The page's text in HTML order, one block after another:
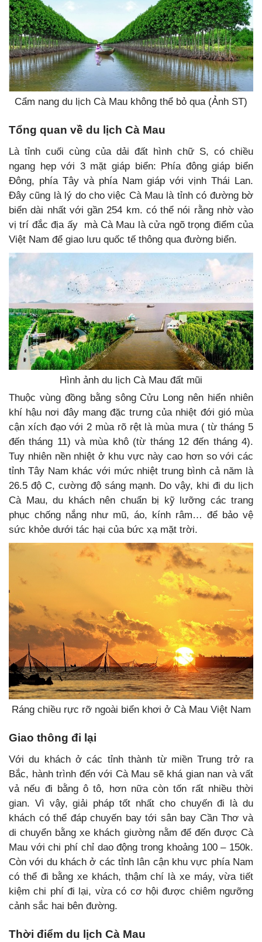
Cẩm nang du lịch Cà Mau không thể bỏ qua (Ảnh ST)
Tổng quan về du lịch Cà Mau
Là tỉnh cuối cùng của dải đất hình chữ S, có chiều
ngang hẹp với 3 mặt giáp biển: Phía đông giáp biển
Đông, phía Tây và phía Nam giáp với vịnh Thái Lan.
Đây cũng là lý do cho việc Cà Mau là tỉnh có đường bờ
biển dài nhất với gần 254 km. có thể nói rằng nhờ vào
vị trí đắc địa ấy mà Cà Mau là cửa ngõ trọng điểm của
Việt Nam để giao lưu quốc tế thông qua đường biển.
Hình ảnh du lịch Cà Mau đất mũi
Thuộc vùng đồng bằng sông Cửu Long nên hiển nhiên
khí hậu nơi đây mang đặc trưng của nhiệt đới gió mùa
cận xích đạo với 2 mùa rõ rệt là mùa mưa ( từ tháng 5
đến tháng 11) và mùa khô (từ tháng 12 đến tháng 4).
Tuy nhiên nền nhiệt ở khu vực này cao hơn so với các
tỉnh Tây Nam khác với mức nhiệt trung bình cả năm là
26.5 độ C, cường độ sáng mạnh. Do vậy, khi đi du lịch
Cà Mau, du khách nên chuẩn bị kỹ lưỡng các trang
phục chống nắng như mũ, áo, kính râm… để bảo vệ
sức khỏe dưới tác hại của bức xạ mặt trời.
Ráng chiều rực rỡ ngoài biển khơi ở Cà Mau Việt Nam
Giao thông đi lại
Với du khách ở các tỉnh thành từ miền Trung trở ra
Bắc, hành trình đến với Cà Mau sẽ khá gian nan và vất
vả nếu đi bằng ô tô, hơn nữa còn tốn rất nhiều thời
gian. Vì vậy, giải pháp tốt nhất cho chuyến đi là du
khách có thể đáp chuyến bay tới sân bay Cần Thơ và
di chuyển bằng xe khách giường nằm để đến được Cà
Mau với chi phí chỉ dao động trong khoảng 100 – 150k.
Còn với du khách ở các tỉnh lân cận khu vực phía Nam
có thể đi bằng xe khách, thậm chí là xe máy, vừa tiết
kiệm chi phí đi lại, vừa có cơ hội được chiêm ngưỡng
cảnh sắc hai bên đường.
Thời điểm du lịch Cà Mau